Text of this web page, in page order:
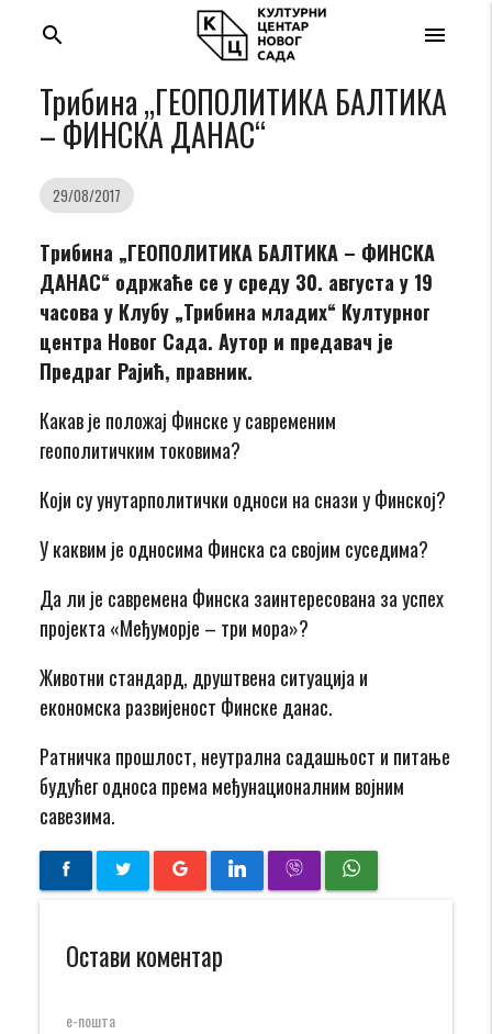
menu
search
Трибина „ГЕОПОЛИТИКА БАЛТИКА
– ФИНСКА ДАНАС“
29/08/2017
Tрибина „ГЕОПОЛИТИКА БАЛТИКА – ФИНСКА
ДАНАС“ одржаће се у среду 30. августа у 19
часова у Клубу „Трибина младих“ Културног
центра Новог Сада. Аутор и предавач је
Предраг Рајић, правник.
Какав је положај Финске у савременим
геополитичким токовима?
Који су унутарполитички односи на снази у Финској?
У каквим је односима Финска са својим суседима?
Да ли је савремена Финска заинтересована за успех
пројекта «Међуморје – три мора»?
Животни стандард, друштвена ситуација и
економска развијеност Финске данас.
Ратничка прошлост, неутрална садашњост и питање
будућег односа према међунационалним војним
савезима.
Остави коментар
е-пошта